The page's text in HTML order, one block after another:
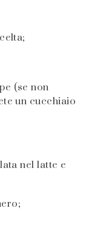
(se non
un cucchiaio
nel latte e